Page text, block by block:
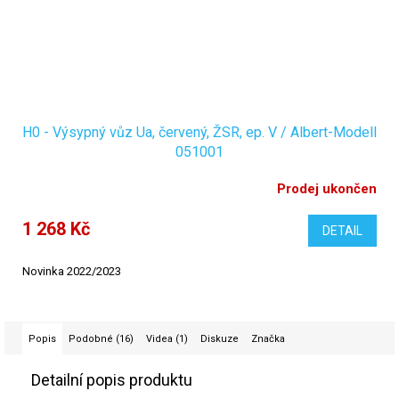
H0 - Výsypný vůz Ua, červený, ŽSR, ep. V / Albert-Modell
051001
Prodej ukončen
1 268 Kč DETAIL
Novinka 2022/2023
Popis Podobné (16) Videa (1) Diskuze Značka
Detailní popis produktu